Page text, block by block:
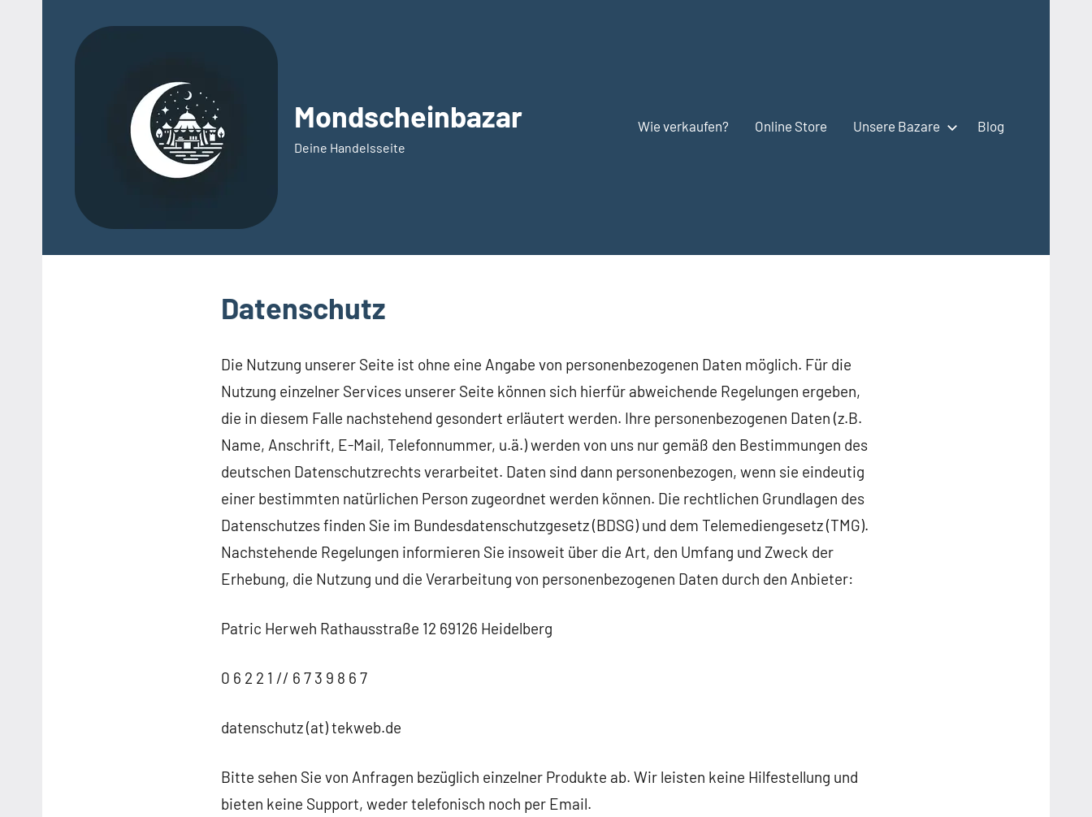
springen
Mondscheinbazar
Deine Handelsseite
Wie verkaufen? Online Store Unsere Bazare Blog
Datenschutz
Die Nutzung unserer Seite ist ohne eine Angabe von personenbezogenen Daten möglich. Für die
Nutzung einzelner Services unserer Seite können sich hierfür abweichende Regelungen ergeben,
die in diesem Falle nachstehend gesondert erläutert werden. Ihre personenbezogenen Daten (z.B.
Name, Anschrift, E-Mail, Telefonnummer, u.ä.) werden von uns nur gemäß den Bestimmungen des
deutschen Datenschutzrechts verarbeitet. Daten sind dann personenbezogen, wenn sie eindeutig
einer bestimmten natürlichen Person zugeordnet werden können. Die rechtlichen Grundlagen des
Datenschutzes finden Sie im Bundesdatenschutzgesetz (BDSG) und dem Telemediengesetz (TMG).
Nachstehende Regelungen informieren Sie insoweit über die Art, den Umfang und Zweck der
Erhebung, die Nutzung und die Verarbeitung von personenbezogenen Daten durch den Anbieter:
Patric Herweh Rathausstraße 12 69126 Heidelberg
0 6 2 2 1 // 6 7 3 9 8 6 7
datenschutz (at) tekweb.de
Bitte sehen Sie von Anfragen bezüglich einzelner Produkte ab. Wir leisten keine Hilfestellung und
bieten keine Support, weder telefonisch noch per Email.